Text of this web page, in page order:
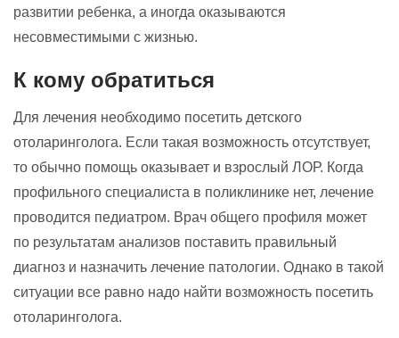
развитии ребенка, а иногда оказываются
несовместимыми с жизнью.
К кому обратиться
Для лечения необходимо посетить детского
отоларинголога. Если такая возможность отсутствует,
то обычно помощь оказывает и взрослый ЛОР. Когда
профильного специалиста в поликлинике нет, лечение
проводится педиатром. Врач общего профиля может
по результатам анализов поставить правильный
диагноз и назначить лечение патологии. Однако в такой
ситуации все равно надо найти возможность посетить
отоларинголога.